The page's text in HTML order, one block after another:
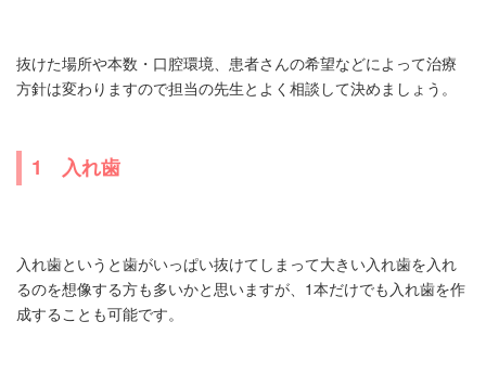
抜けた場所や本数・口腔環境、患者さんの希望などによって治療
方針は変わりますので担当の先生とよく相談して決めましょう。
1 入れ歯
入れ歯というと歯がいっぱい抜けてしまって大きい入れ歯を入れ
るのを想像する方も多いかと思いますが、1本だけでも入れ歯を作
成することも可能です。